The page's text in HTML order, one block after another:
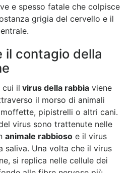
e spesso fatale che colpisce
grigia del cervello e il
il contagio della
cui il virus della rabbia viene
il morso di animali
pipistrelli o altri cani.
virus sono trattenute nelle
animale rabbioso e il virus
saliva. Una volta che il virus
si replica nelle cellule dei